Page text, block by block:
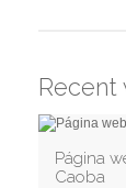
Recent
Página
Caoba